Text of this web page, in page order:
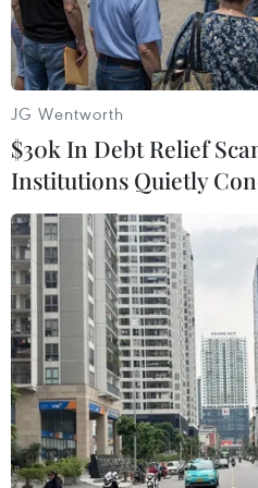
GWh.
Mẫu xe Ram 1500 REV của
Ngày 24/7, Tập đoàn sản
Stellantis và Samsung
có kế hoạch xây dựng
JG Wentworth
$30k In Debt Relief
Institutions Quietly